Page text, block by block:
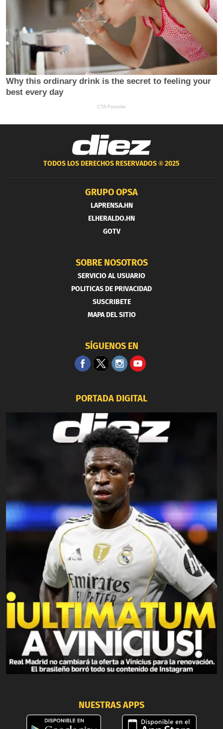
TODOS LOS DERECHOS RESERVADOS ®2025
GRUPO OPSA
LAPRENSA.HN
ELHERALDO.HN
GOTV
SOBRE NOSOTROS
SERVICIO AL USUARIO
POLITICAS DE PRIVACIDAD
SUSCRIBETE
MAPA DEL SITIO
SÍGUENOS EN
PORTADA DIGITAL
NUESTRAS APPS